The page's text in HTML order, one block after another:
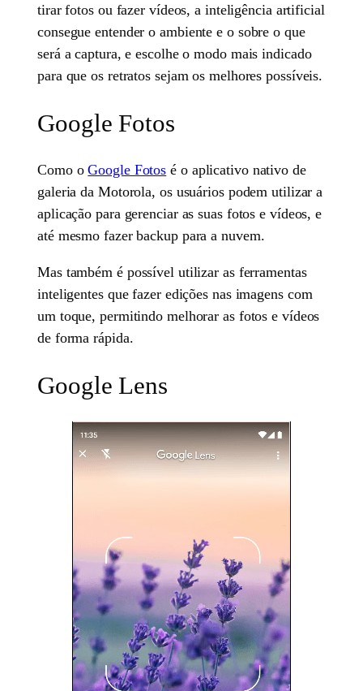
tirar fotos ou fazer vídeos, a inteligência artificial
consegue entender o ambiente e o sobre o que
será a captura, e escolhe o modo mais indicado
para que os retratos sejam os melhores possíveis.
Google Fotos
Como oGoogle Fotos é o aplicativo nativo de
galeria da Motorola, os usuários podem utilizar a
aplicação para gerenciar as suas fotos e vídeos, e
até mesmo fazer backup para a nuvem.
Mas também é possível utilizar as ferramentas
inteligentes que fazer edições nas imagens com
um toque, permitindo melhorar as fotos e vídeos
de forma rápida.
Google Lens